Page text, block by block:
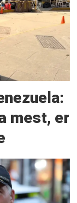
mest, er